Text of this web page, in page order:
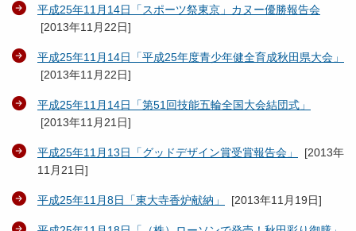
平成25年11月14日「スポーツ祭東京」カヌー優勝報告会
[2013年11月22日]
平成25年11月14日「平成25年度青少年健全育成秋田県大会」
[2013年11月22日]
平成25年11月14日「第51回技能五輪全国大会結団式」
[2013年11月21日]
平成25年11月13日「グッドデザイン賞受賞報告会」 [2013年
11月21日]
平成25年11月8日「東大寺香炉献納」 [2013年11月19日]